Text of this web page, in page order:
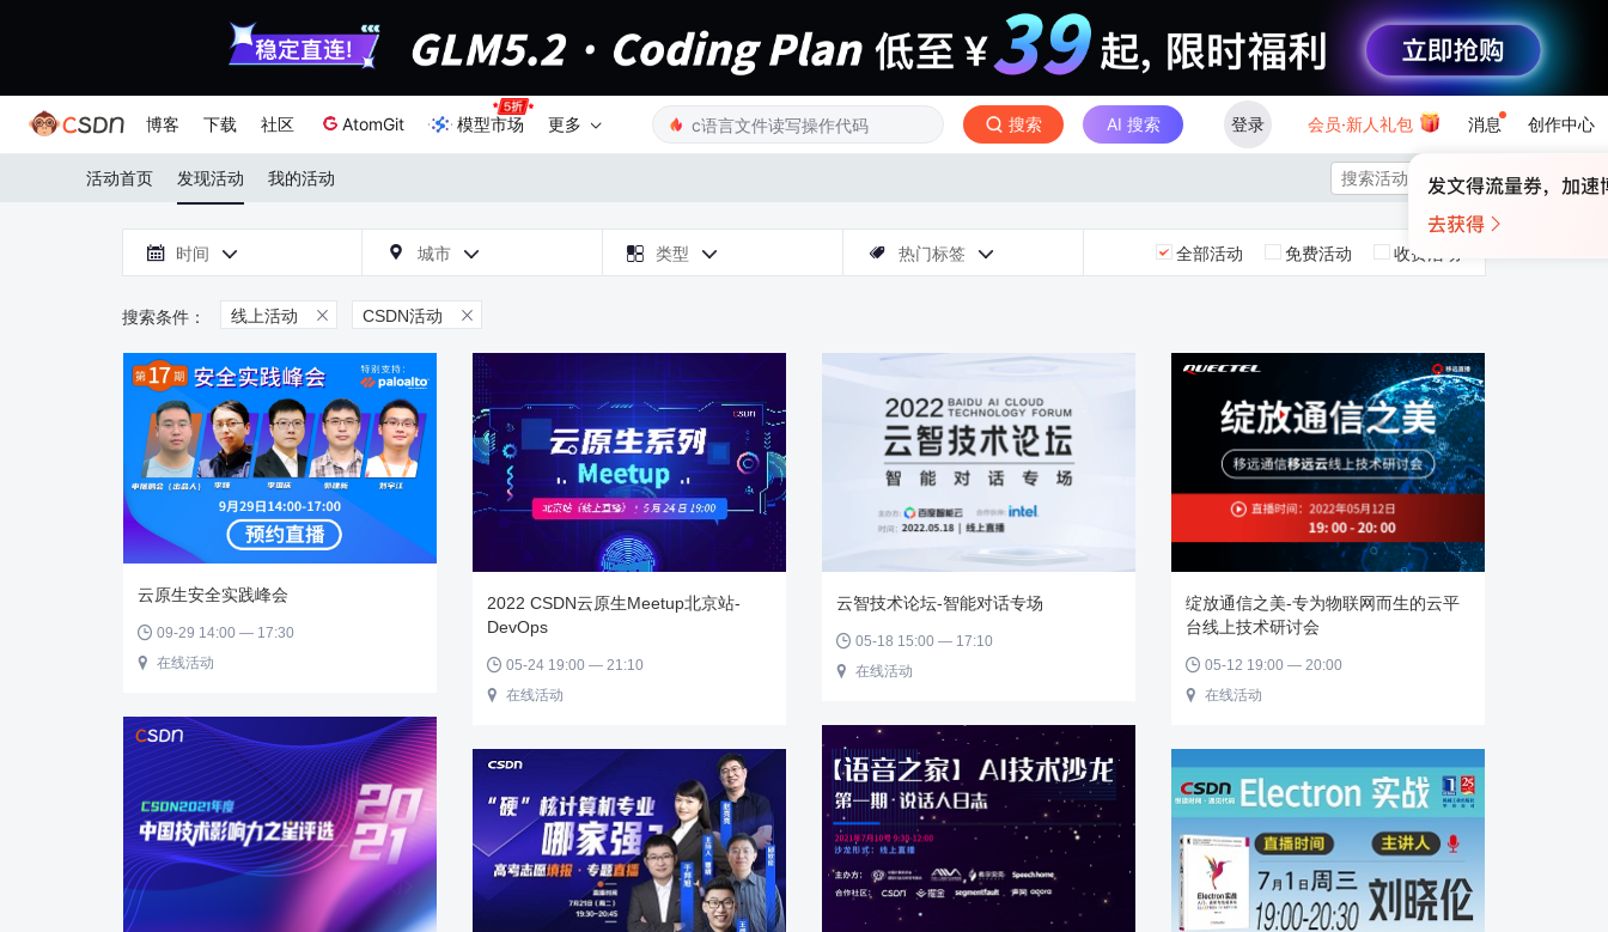
博客 下载 社区 AtomGit 模型市场 更多 搜索 AI 搜索 登录 会员·新人礼包 消息 创作中心
活动首页 发现活动 我的活动 
 时间   城市   类型   热门标签  全部活动 免费活动 收费活动
线上活动  CSDN活动 
云原生安全实践峰会
 09-29 14:00 — 17:30
 在线活动
2022 CSDN云原生Meetup北京站-
DevOps
 05-24 19:00 — 21:10
 在线活动
云智技术论坛-智能对话专场
 05-18 15:00 — 17:10
 在线活动
绽放通信之美-专为物联网而生的云平
台线上技术研讨会
 05-12 19:00 — 20:00
 在线活动